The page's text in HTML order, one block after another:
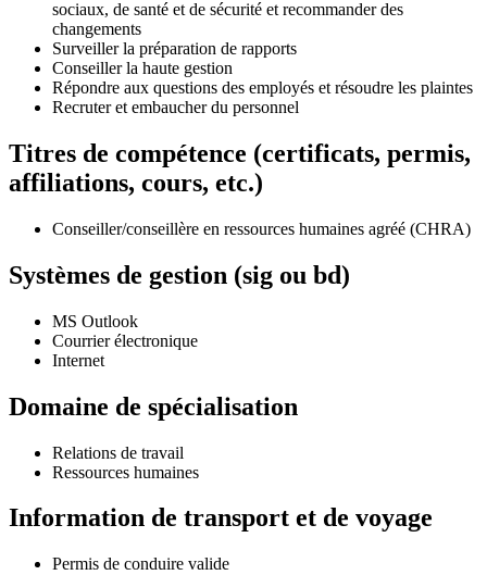
sociaux, de santé et de sécurité et recommander des
changements
Surveiller la préparation de rapports
Conseiller la haute gestion
Répondre aux questions des employés et résoudre les plaintes
Recruter et embaucher du personnel
Titres de compétence (certificats, permis,
affiliations, cours, etc.)
Conseiller/conseillère en ressources humaines agréé (CHRA)
Systèmes de gestion (sig ou bd)
MS Outlook
Courrier électronique
Internet
Domaine de spécialisation
Relations de travail
Ressources humaines
Information de transport et de voyage
Permis de conduire valide